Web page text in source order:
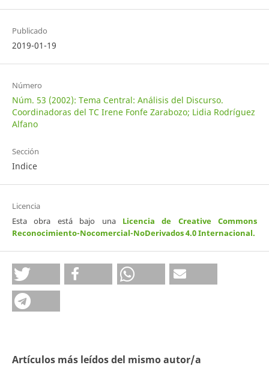
Publicado
2019-01-19
Número
Núm. 53 (2002): Tema Central: Análisis del Discurso.
Coordinadoras del TC Irene Fonfe Zarabozo; Lidia Rodríguez
Alfano
Sección
Indice
Licencia
Esta obra está bajo una Licencia de Creative Commons
Reconocimiento-Nocomercial-NoDerivados 4.0 Internacional.
Artículos más leídos del mismo autor/a